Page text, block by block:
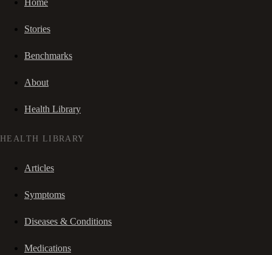
Stories
Benchmarks
About
Health Library
HEALTH LIBRARY
Articles
Symptoms
Diseases & Conditions
Medications